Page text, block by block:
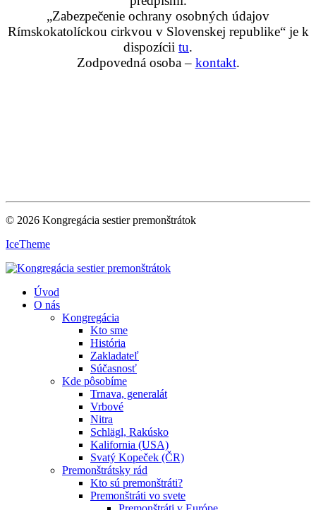
„Zabezpečenie ochrany osobných údajov
Rímskokatolíckou cirkvou v Slovenskej republike“ je k
dispozícii tu.
Zodpovedná osoba – kontakt.
© 2026 Kongregácia sestier premonštrátok
IceTheme
Úvod
O nás
Kongregácia
Kto sme
História
Zakladateľ
Súčasnosť
Kde pôsobíme
Trnava, generalát
Vrbové
Nitra
Schlägl, Rakúsko
Kalifornia (USA)
Svatý Kopeček (ČR)
Premonštrátsky rád
Kto sú premonštráti?
Premonštráti vo svete